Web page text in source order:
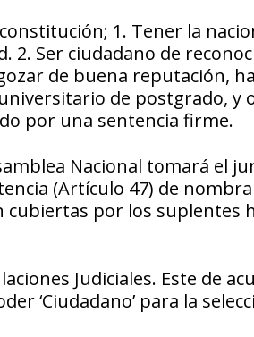
1. Tener la
2. Ser ciudadano de
de buena reputación,
de postgrado, y
por una sentencia firme.
Nacional tomará el
(Artículo 47) de
cubiertas por los suplentes
Judiciales. Este de
‘Ciudadano’ para la